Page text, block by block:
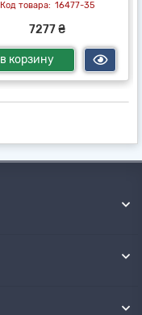
16477-35
7277 ₴
в корзину